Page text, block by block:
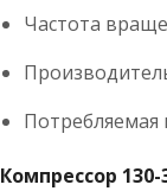
Частота
Компрессор 130-